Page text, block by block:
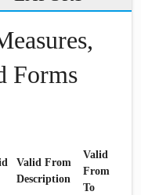
Forms
Valid From
Description
Valid
From
To